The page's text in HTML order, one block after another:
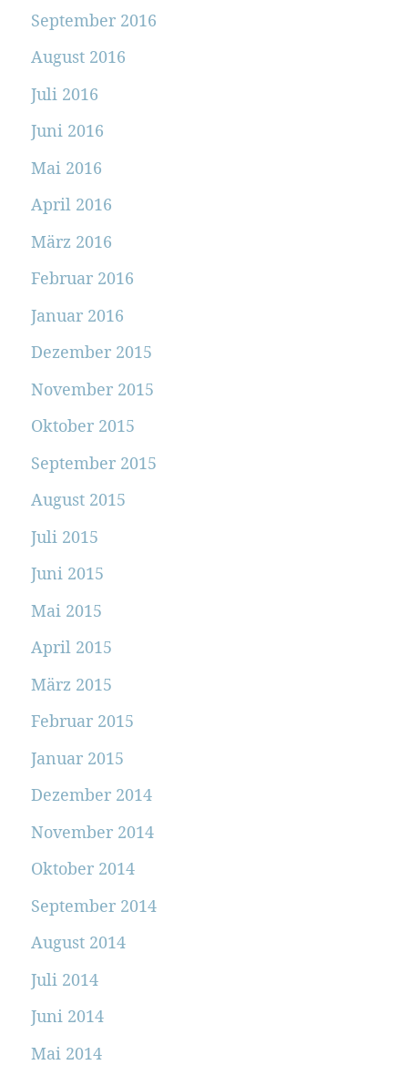
September 2016
August 2016
Juli 2016
Juni 2016
Mai 2016
April 2016
März 2016
Februar 2016
Januar 2016
Dezember 2015
November 2015
Oktober 2015
September 2015
August 2015
Juli 2015
Juni 2015
Mai 2015
April 2015
März 2015
Februar 2015
Januar 2015
Dezember 2014
November 2014
Oktober 2014
September 2014
August 2014
Juli 2014
Juni 2014
Mai 2014